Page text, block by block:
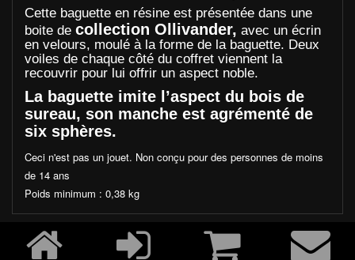
Cette baguette en résine est présentée dans une
boite de collection Ollivander, avec un écrin
en velours, moulé à la forme de la baguette. Deux
voiles de chaque côté du coffret viennent la
recouvrir pour lui offrir un aspect noble.
La baguette imite l’aspect du bois de
sureau, son manche est agrémenté de
six sphères.
Ceci n'est pas un jouet. Non conçu pour des personnes de moins
de 14 ans
Poids minimum : 0,38 kg